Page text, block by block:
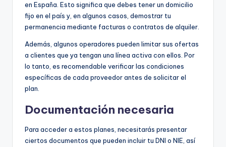
en España. Esto significa que debes tener un domicilio
fijo en el país y, en algunos casos, demostrar tu
permanencia mediante facturas o contratos de alquiler.
Además, algunos operadores pueden limitar sus ofertas
a clientes que ya tengan una línea activa con ellos. Por
lo tanto, es recomendable verificar las condiciones
específicas de cada proveedor antes de solicitar el
plan.
Documentación necesaria
Para acceder a estos planes, necesitarás presentar
ciertos documentos que pueden incluir tu DNI o NIE, así